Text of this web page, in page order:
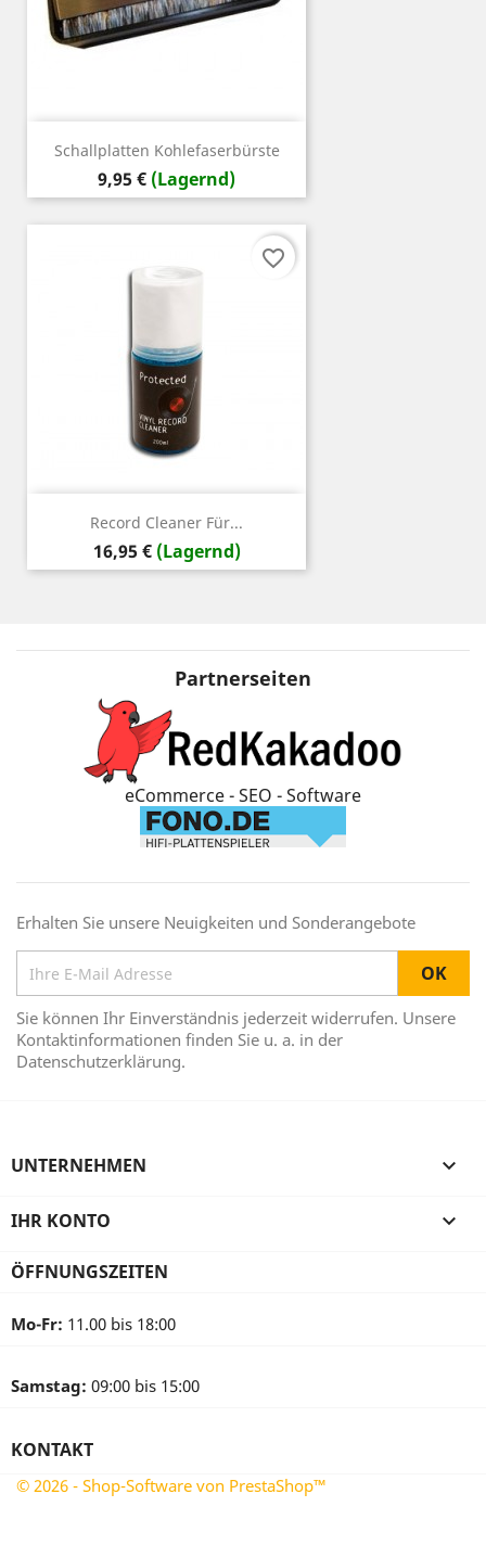
Schallplatten Kohlefaserbürste
Preis
9,95 € (Lagernd)
Record Cleaner Für...
Preis
16,95 € (Lagernd)
favorite_border
Partnerseiten
eCommerce - SEO - Software
Erhalten Sie unsere Neuigkeiten und Sonderangebote
Sie können Ihr Einverständnis jederzeit widerrufen. Unsere
Kontaktinformationen finden Sie u. a. in der
Datenschutzerklärung.
UNTERNEHMEN 
IHR KONTO 
ÖFFNUNGSZEITEN
Mo-Fr: 11.00 bis 18:00
Samstag: 09:00 bis 15:00
KONTAKT
© 2026 - Shop-Software von PrestaShop™